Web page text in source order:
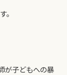
。
が子どもへの暴